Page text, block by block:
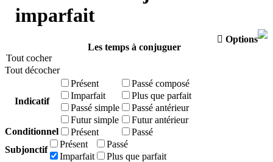
imparfait
 Options
Les temps à conjuguer
Tout cocher
Tout décocher
Indicatif
Présent
Passé composé
Imparfait
Plus que parfait
Passé simple
Passé antérieur
Futur simple
Futur antérieur
Conditionnel
Présent
Passé
Subjonctif
Présent
Passé
Imparfait
Plus que parfait